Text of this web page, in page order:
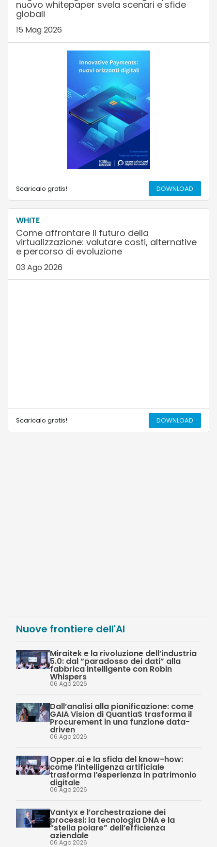
nuovo whitepaper svela scenari e sfide
globali
15 Mag 2026
Scaricalo gratis! DOWNLOAD
WHITE
Come affrontare il futuro della
virtualizzazione: valutare costi, alternative
e percorso di evoluzione
03 Ago 2026
Scaricalo gratis! DOWNLOAD
Nuove frontiere dell'AI
Miraitek e la rivoluzione dell’industria
5.0: dal “paradosso dei dati” alla
fabbrica intelligente con Robin
Whispers
06 Ago 2026
Dall’analisi alla pianificazione: come
GAIA Vision di QuantiaS trasforma il
Procurement in una funzione data-
driven
06 Ago 2026
Opper.ai e la sfida del know-how:
come l’intelligenza artificiale
trasforma l’esperienza in patrimonio
digitale
06 Ago 2026
Vantyx e l’orchestrazione dei
processi: la tecnologia DNA e la
“stella polare” dell’efficienza
aziendale
06 Ago 2026